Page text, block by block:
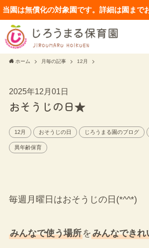
当園は無償化の対象園です。詳細は園まで
ホーム 月毎の記事 12月
2025年12月01日
おそうじの日★
12月 おそうじの日 じろうまる園のブログ
異年齢保育
毎週月曜日はおそうじの日(*^^*)
みんなで使う場所をみんなできれ